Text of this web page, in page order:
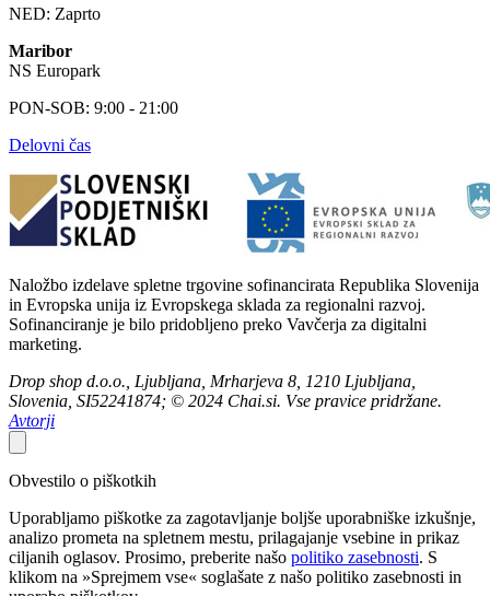
NED: Zaprto
Maribor
NS Europark
PON-SOB: 9:00 - 21:00
Delovni čas
Naložbo izdelave spletne trgovine sofinancirata Republika Slovenija
in Evropska unija iz Evropskega sklada za regionalni razvoj.
Sofinanciranje je bilo pridobljeno preko Vavčerja za digitalni
marketing.
Drop shop d.o.o., Ljubljana, Mrharjeva 8, 1210 Ljubljana,
Slovenia, SI52241874; © 2024 Chai.si. Vse pravice pridržane.
Avtorji